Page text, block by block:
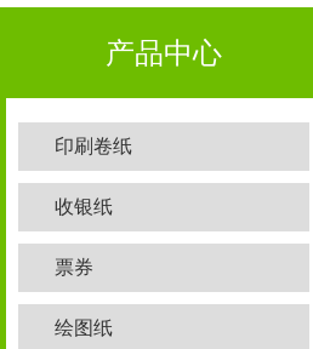
产品中心
印刷卷纸
收银纸
票券
绘图纸